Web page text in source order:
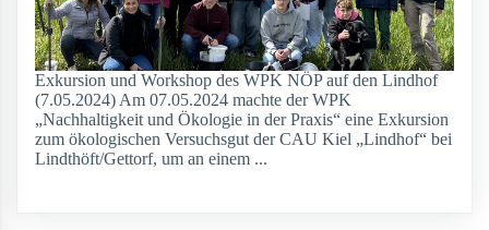
Exkursion und Workshop des WPK NÖP auf den Lindhof
(7.05.2024) Am 07.05.2024 machte der WPK
„Nachhaltigkeit und Ökologie in der Praxis“ eine Exkursion
zum ökologischen Versuchsgut der CAU Kiel „Lindhof“ bei
Lindthöft/Gettorf, um an einem ...